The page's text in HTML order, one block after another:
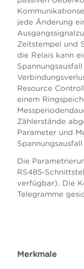
jede Änderung
Zeitstempel und
die Relais kann
Resource
einem
Zählerstände
Parameter und
Die
RS485-
verfügbar). Die
Telegramme
Merkmale